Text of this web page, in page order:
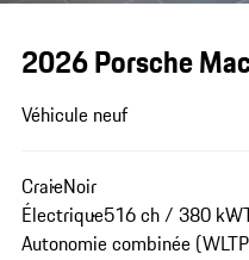
2026 Porsche
Véhicule neuf
CraieNoir
Électrique516 ch / 380 kW
Autonomie combinée